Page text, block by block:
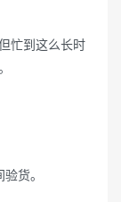
忙到这么长时
货。